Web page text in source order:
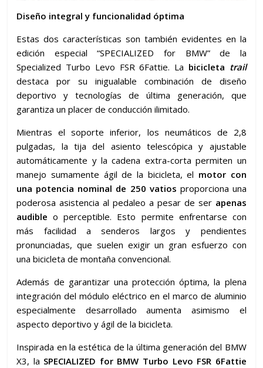
Diseño integral y funcionalidad óptima
Estas dos características son también evidentes en la
edición especial “SPECIALIZED for BMW” de la
Specialized Turbo Levo FSR 6Fattie. La bicicleta trail
destaca por su inigualable combinación de diseño
deportivo y tecnologías de última generación, que
garantiza un placer de conducción ilimitado.
Mientras el soporte inferior, los neumáticos de 2,8
pulgadas, la tija del asiento telescópica y ajustable
automáticamente y la cadena extra-corta permiten un
manejo sumamente ágil de la bicicleta, el motor con
una potencia nominal de 250 vatios proporciona una
poderosa asistencia al pedaleo a pesar de ser apenas
audible o perceptible. Esto permite enfrentarse con
más facilidad a senderos largos y pendientes
pronunciadas, que suelen exigir un gran esfuerzo con
una bicicleta de montaña convencional.
Además de garantizar una protección óptima, la plena
integración del módulo eléctrico en el marco de aluminio
especialmente desarrollado aumenta asimismo el
aspecto deportivo y ágil de la bicicleta.
Inspirada en la estética de la última generación del BMW
X3, la SPECIALIZED for BMW Turbo Levo FSR 6Fattie